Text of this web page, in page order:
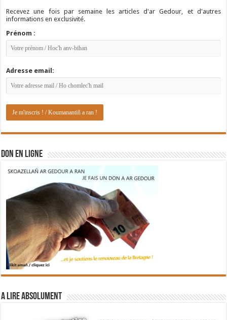
Recevez une fois par semaine les articles d'ar Gedour, et d'autres
informations en exclusivité.
Prénom :
Adresse email:
DON EN LIGNE
A lire absolument